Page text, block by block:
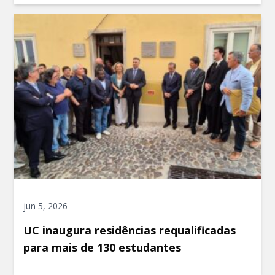
jun 5, 2026
UC inaugura residências requalificadas
para mais de 130 estudantes